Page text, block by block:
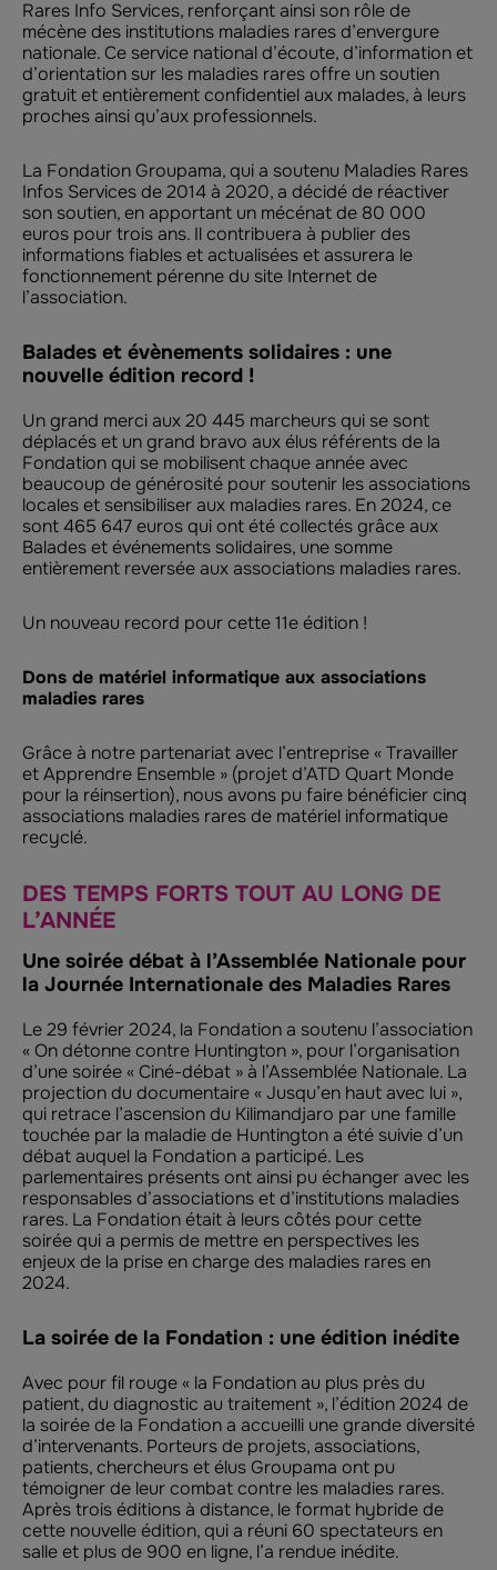
Rares Info Services, renforçant ainsi son rôle de
mécène des institutions maladies rares d’envergure
nationale. Ce service national d’écoute, d’information et
d’orientation sur les maladies rares offre un soutien
gratuit et entièrement confidentiel aux malades, à leurs
proches ainsi qu’aux professionnels.
La Fondation Groupama, qui a soutenu Maladies Rares
Infos Services de 2014 à 2020, a décidé de réactiver
son soutien, en apportant un mécénat de 80 000
euros pour trois ans. Il contribuera à publier des
informations fiables et actualisées et assurera le
fonctionnement pérenne du site Internet de
l’association.
Balades et évènements solidaires : une
nouvelle édition record !
Un grand merci aux 20 445 marcheurs qui se sont
déplacés et un grand bravo aux élus référents de la
Fondation qui se mobilisent chaque année avec
beaucoup de générosité pour soutenir les associations
locales et sensibiliser aux maladies rares. En 2024, ce
sont 465 647 euros qui ont été collectés grâce aux
Balades et événements solidaires, une somme
entièrement reversée aux associations maladies rares.
Un nouveau record pour cette 11e édition !
Dons de matériel informatique aux associations
maladies rares
Grâce à notre partenariat avec l’entreprise « Travailler
et Apprendre Ensemble » (projet d’ATD Quart Monde
pour la réinsertion), nous avons pu faire bénéficier cinq
associations maladies rares de matériel informatique
recyclé.
DES TEMPS FORTS TOUT AU LONG DE
L’ANNÉE
Une soirée débat à l’Assemblée Nationale pour
la Journée Internationale des Maladies Rares
Le 29 février 2024, la Fondation a soutenu l’association
« On détonne contre Huntington », pour l’organisation
d’une soirée « Ciné-débat » à l’Assemblée Nationale. La
projection du documentaire « Jusqu’en haut avec lui »,
qui retrace l’ascension du Kilimandjaro par une famille
touchée par la maladie de Huntington a été suivie d’un
débat auquel la Fondation a participé. Les
parlementaires présents ont ainsi pu échanger avec les
responsables d’associations et d’institutions maladies
rares. La Fondation était à leurs côtés pour cette
soirée qui a permis de mettre en perspectives les
enjeux de la prise en charge des maladies rares en
2024.
La soirée de la Fondation : une édition inédite
Avec pour fil rouge « la Fondation au plus près du
patient, du diagnostic au traitement », l’édition 2024 de
la soirée de la Fondation a accueilli une grande diversité
d’intervenants. Porteurs de projets, associations,
patients, chercheurs et élus Groupama ont pu
témoigner de leur combat contre les maladies rares.
Après trois éditions à distance, le format hybride de
cette nouvelle édition, qui a réuni 60 spectateurs en
salle et plus de 900 en ligne, l’a rendue inédite.